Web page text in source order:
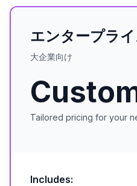
エンタープラ
大企業向け
Tailored pricing for your
Includes: